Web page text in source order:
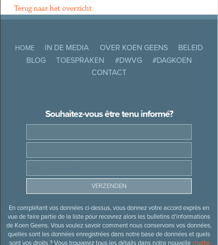
Terug naar het overzicht
HOME IN DE MEDIA OVER KOEN GEENS
BELEID
BLOG
TOESPRAKEN #DWVG
#DAGKOEN
CONTACT
Souhaitez-vous être tenu informé?
En complétant vos données ci-dessus, vous donnez votre accord exprès en
vue de faire partie de la liste pour recevrez alors les bulletins d’informations
de Koen Geens. Vous voulez savoir comment nous conservons vos données,
quelles sont les données enregistrées dans notre base de données et quels
sont vos droits ? Vous trouverez tous les détails dans notre nouvellecharte